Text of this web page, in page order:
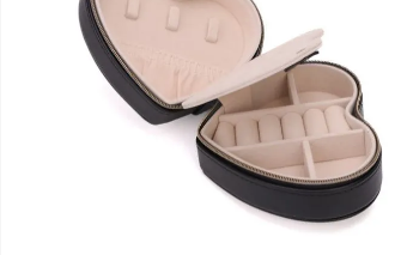
NOVIDADESE
EXCLUSIVAS